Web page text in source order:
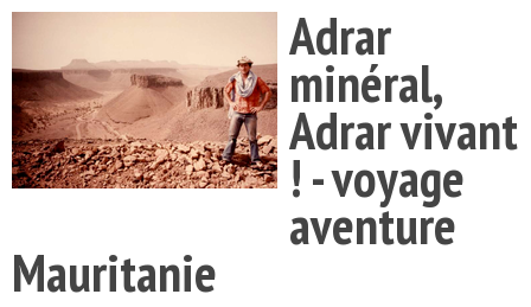
Acteurs
Thèmes
Adrar
minéral,
Adrar vivant
! - voyage
aventure
Mauritanie